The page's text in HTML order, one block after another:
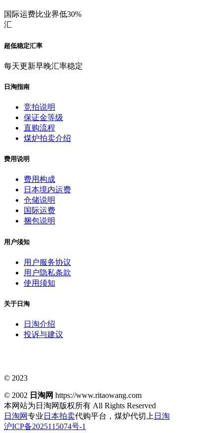
国际运费比业界低30%
汇
超低稳定汇率
每天更新早晚汇率稳定
日淘指南
竞拍说明
保证金等级
直购流程
煤炉拍卖介绍
费用说明
费用构成
日本境内运费
仓储说明
国际运费
捆包说明
用户须知
用户服务协议
用户隐私条款
使用须知
关于日淘
日淘介绍
投诉与建议
© 2023
© 2002 日淘网 https://www.ritaowang.com
本网站为日淘网版权所有 All Rights Reserved
日淘网专业 日本拍卖代购平台，煤炉代切上 日淘
沪ICP备2025115074号-1